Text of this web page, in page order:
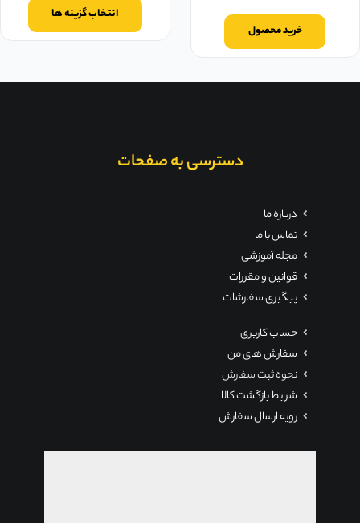
خرید محصول
انتخاب گزینه ها
دسترسی به صفحات
درباره ما
تماس با ما
مجله آموزشی
قوانین و مقررات
پیگیری سفارشات
حساب کاربری
سفارش های من
نحوه ثبت سفارش
شرایط بازگشت کالا
رویه ارسال سفارش